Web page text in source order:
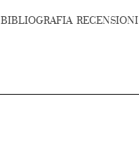
BIBLIOGRAFIA RECENSIONI